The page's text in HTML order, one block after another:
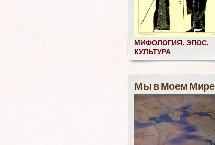
МИФОЛОГИЯ. ЭПОС.
КУЛЬТУРА
Мы в Моем Мире